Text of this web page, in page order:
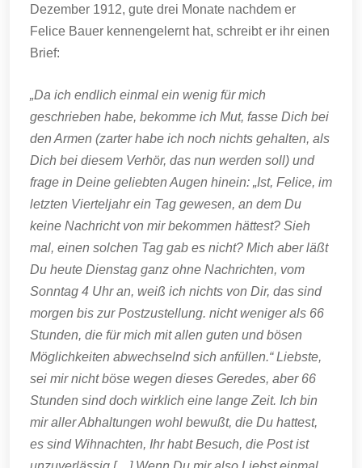
Dezember 1912, gute drei Monate nachdem er
Felice Bauer kennengelernt hat, schreibt er ihr einen
Brief:
„Da ich endlich einmal ein wenig für mich
geschrieben habe, bekomme ich Mut, fasse Dich bei
den Armen (zarter habe ich noch nichts gehalten, als
Dich bei diesem Verhör, das nun werden soll) und
frage in Deine geliebten Augen hinein: „Ist, Felice, im
letzten Vierteljahr ein Tag gewesen, an dem Du
keine Nachricht von mir bekommen hättest? Sieh
mal, einen solchen Tag gab es nicht? Mich aber läßt
Du heute Dienstag ganz ohne Nachrichten, vom
Sonntag 4 Uhr an, weiß ich nichts von Dir, das sind
morgen bis zur Postzustellung. nicht weniger als 66
Stunden, die für mich mit allen guten und bösen
Möglichkeiten abwechselnd sich anfüllen.“ Liebste,
sei mir nicht böse wegen dieses Geredes, aber 66
Stunden sind doch wirklich eine lange Zeit. Ich bin
mir aller Abhaltungen wohl bewußt, die Du hattest,
es sind Wihnachten, Ihr habt Besuch, die Post ist